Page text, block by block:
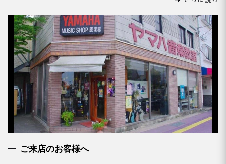
ご来店のお客様へ